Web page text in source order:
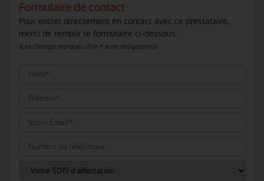
Formulaire de contact
Pour entrer directement en contact avec ce prestataire,
merci de remplir le formulaire ci-dessous :
(Les champs marqués d'un * sont obligatoires)